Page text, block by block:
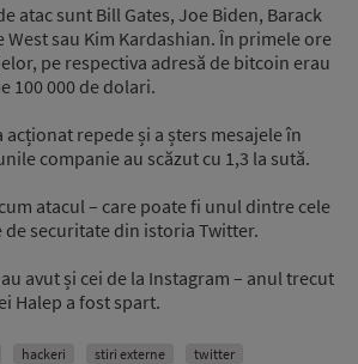
atac sunt Bill Gates, Joe Biden, Barack
West sau Kim Kardashian. În primele ore
pe respectiva adresă de bitcoin erau
100 000 de dolari.
acționat repede și a șters mesajele în
companie au scăzut cu 1,3 la sută.
atacul – care poate fi unul dintre cele
de securitate din istoria Twitter.
avut și cei de la Instagram – anul trecut
Halep a fost spart.
hackeri stiri externe twitter